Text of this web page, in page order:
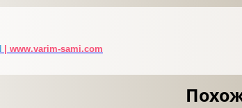
| www.varim-sami.com